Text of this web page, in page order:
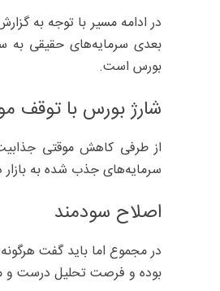
در ادامه مسیر با توجه به
بعدی سرمایه‌های حقیقی به
بورس است.
شارژ بورس با توقف
از طرفی کاهش موقتی جذابیت
سرمایه‌های جذب شده به
اصلاح سودمند
در مجموع اما باید گفت
بوده و فرصت تحلیل درست و